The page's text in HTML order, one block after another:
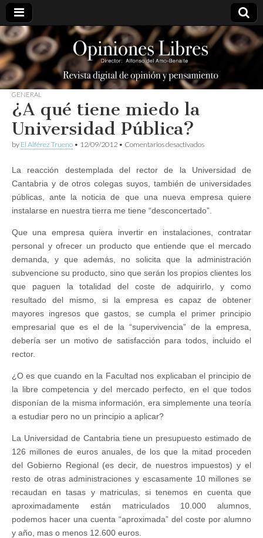
opinioneslibres
GENERAL
¿A qué tiene miedo la
Universidad Pública?
by El Alférez Trueno • 12/09/2012 • Comentarios desactivadosen
tiene
miedo
Universidad
Pública?
La reacción destemplada del rector de la Universidad de
Cantabria y de otros colegas suyos, también de universidades
públicas, ante la noticia de que una nueva empresa quiere
instalarse en nuestra tierra me tiene “desconcertado”.
Que una empresa quiera invertir en instalaciones, contratar
personal y ofrecer un producto que entiende que el mercado
demanda, y que además, no solicita que la administración
subvencione su producto, sino que serán los propios clientes los
que paguen la totalidad del coste de adquirirlo, y como
resultado del mismo, si la empresa es capaz de obtener
mayores ingresos que gastos, se cumpla el primer principio
empresarial que es el de la “supervivencia” de la empresa,
debería ser un motivo de satisfacción para todos, incluido el
rector.
¿O es que cuando en la Facultad nos explicaban el principio de
la libre competencia y del mercado perfecto, en el que todos
disponían de la misma información, era simplemente una teoría
a estudiar pero no un principio a aplicar?
La Universidad de Cantabria tiene un presupuesto estimado de
126 millones de euros anuales, de los que la mitad proceden
del Gobierno Regional (es decir, de nuestros impuestos) y el
resto de otras administraciones y escasamente 10 millones se
recaudan en tasas y matriculas, si tenemos en cuenta que
aproximadamente están matriculados 10.000 alumnos,
podemos hacer una cuenta “aproximada” del coste por alumno
y año, mas o menos 12.600 euros.